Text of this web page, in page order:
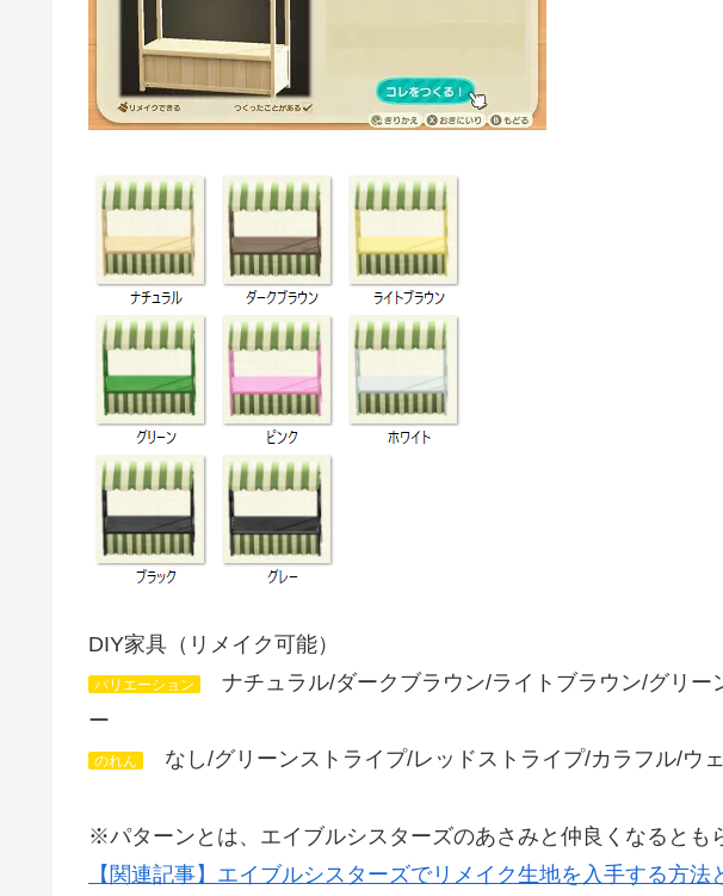
DIY家具（リメイク可能）
バリエーション
ナチュラル/ダークブラウン/ライトブラウン/グリー
ー
のれん なし/グリーンストライプ/レッドストライプ/カラフル/ウ
※パターンとは、エイブルシスターズのあさみと仲良くなるとも
【関連記事】エイブルシスターズでリメイク生地を入手する方法